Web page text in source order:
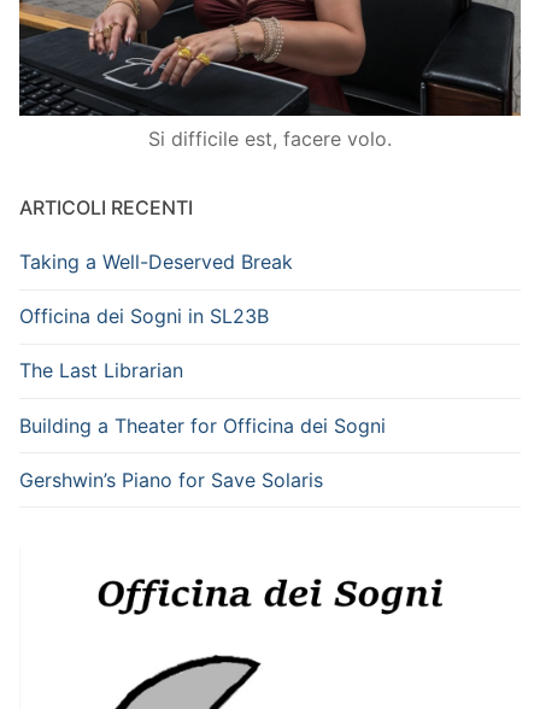
Si difficile est, facere volo.
ARTICOLI RECENTI
Taking a Well-Deserved Break
Officina dei Sogni in SL23B
The Last Librarian
Building a Theater for Officina dei Sogni
Gershwin’s Piano for Save Solaris